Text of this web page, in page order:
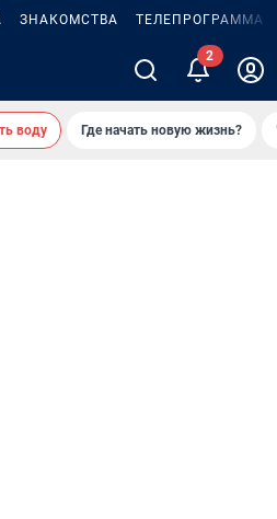
ЗНАКОМСТВА ТЕЛЕПРОГРАММА
воду Где начать новую жизнь?